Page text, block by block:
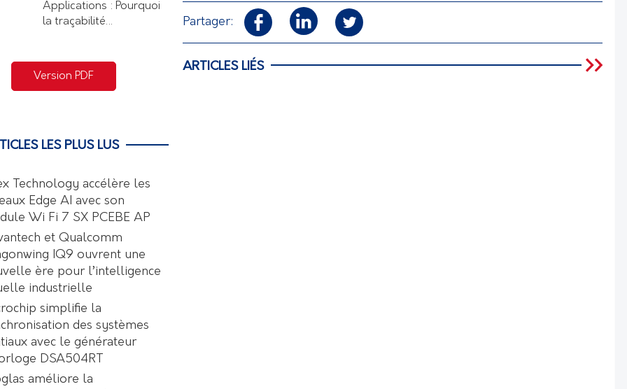
Partager:
ARTICLES LIÉS
Applications : Pourquoi
la traçabilité…
Version PDF
LES PLUS LUS
Technology accélère les
Edge AI avec son
Wi Fi 7 SX PCEBE AP
et Qualcomm
IQ9 ouvrent une
ère pour l’intelligence
industrielle
simplifie la
des systèmes
avec le générateur
DSA504RT
améliore la